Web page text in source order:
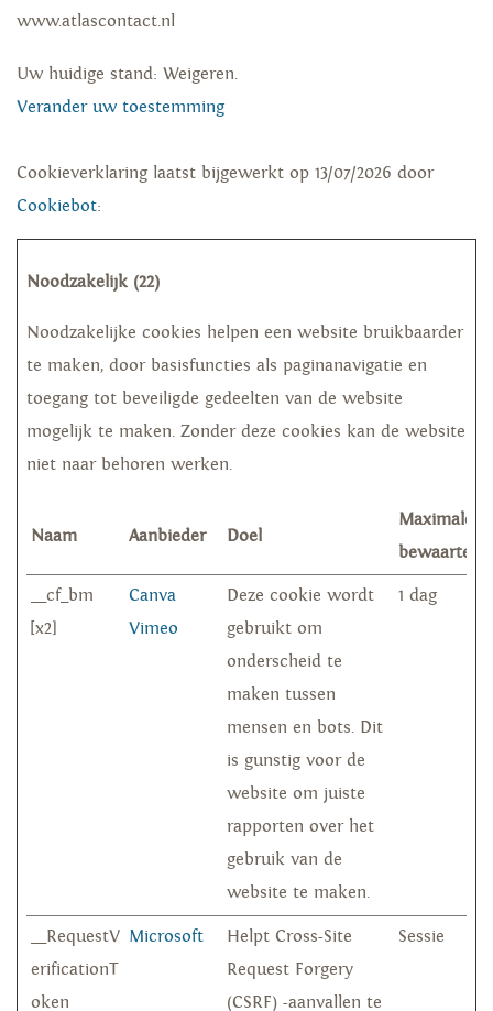
www.atlascontact.nl
Uw huidige stand: Weigeren.
Verander uw toestemming
Cookieverklaring laatst bijgewerkt op 13/07/2026 door
Cookiebot:
Noodzakelijk (22)
Noodzakelijke cookies helpen een website bruikbaarder
te maken, door basisfuncties als paginanavigatie en
toegang tot beveiligde gedeelten van de website
mogelijk te maken. Zonder deze cookies kan de website
niet naar behoren werken.
Naam Aanbieder Doel
Maximale
__cf_bm
[x2]
Canva
Vimeo
Deze cookie wordt
gebruikt om
onderscheid te
maken tussen
mensen en bots. Dit
is gunstig voor de
website om juiste
rapporten over het
gebruik van de
website te maken.
1 dag
__RequestV
erificationT
oken
Microsoft
Helpt Cross-Site
Request Forgery
(CSRF) -aanvallen te
Sessie